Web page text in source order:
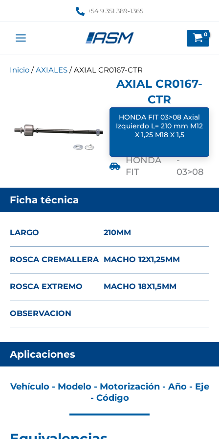
+54 9 351 389-1365
Inicio /AXIALES / AXIAL CR0167-CTR
AXIAL CR0167-
CTR
HONDA FIT 03>08 Axial
Izquierdo L= 210 mm M12
X 1,25 M18 X 1,5
HONDA
FIT
-
03>08
Ficha técnica
LARGO 210MM
ROSCA CREMALLERA MACHO 12X1,25MM
ROSCA EXTREMO MACHO 18X1,5MM
OBSERVACION
Aplicaciones
Vehículo - Modelo - Motorización - Año - Eje
- Código